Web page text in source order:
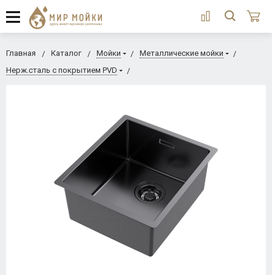
Главная Каталог Мойки
Металлические мойки
Нерж.сталь с покрытием PVD